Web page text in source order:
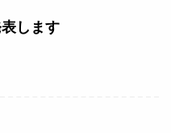
します